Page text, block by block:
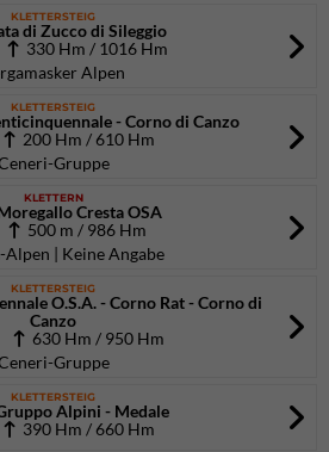
KLETTERSTEIG
di Zucco di Sileggio
330 Hm / 1016 Hm
Alpen
KLETTERSTEIG
- Corno di Canzo
200 Hm / 610 Hm
Gruppe
KLETTERN
Cresta OSA
500 m / 986 Hm
Alpen | Keine Angabe
KLETTERSTEIG
O.S.A. - Corno Rat - Corno di
Canzo
630 Hm / 950 Hm
Gruppe
KLETTERSTEIG
Alpini - Medale
390 Hm / 660 Hm